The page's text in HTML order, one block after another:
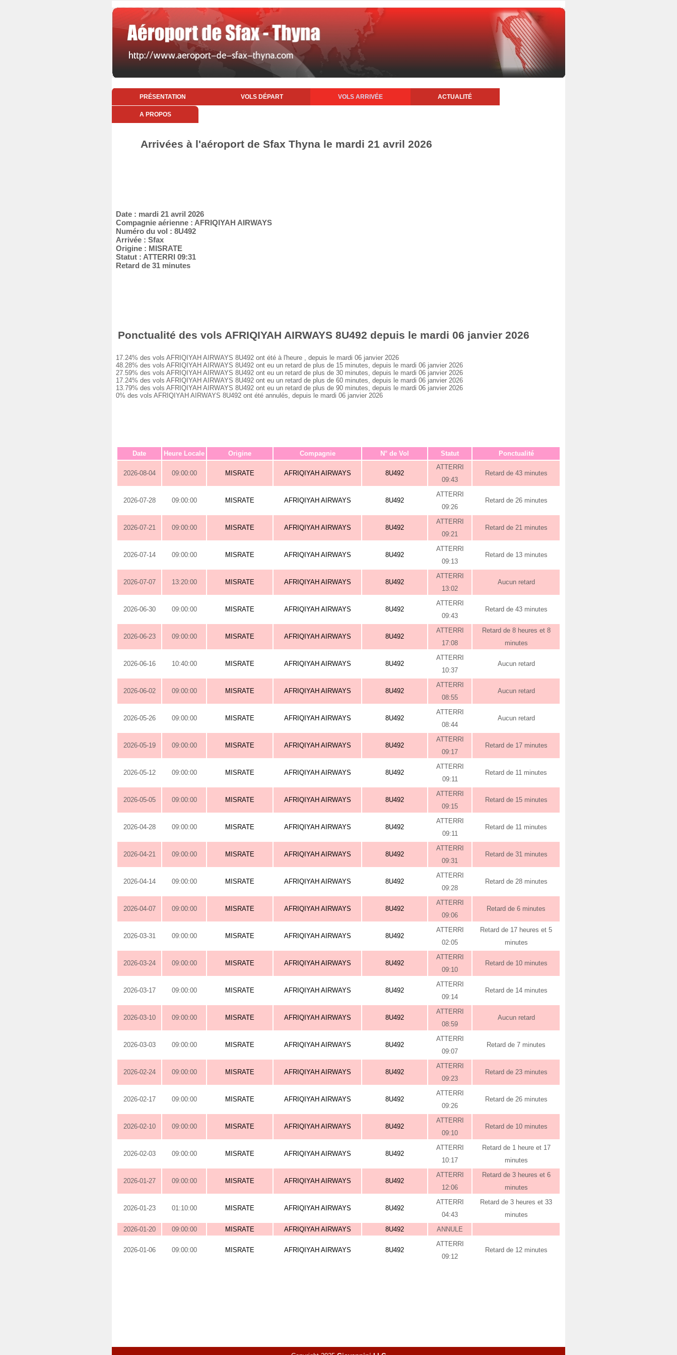
PRÉSENTATION VOLS DÉPART VOLS ARRIVÉE ACTUALITÉ
A PROPOS
Arrivées à l'aéroport de Sfax Thyna le mardi 21 avril 2026
Date : mardi 21 avril 2026
Compagnie aérienne : AFRIQIYAH AIRWAYS
Numéro du vol : 8U492
Arrivée : Sfax
Origine : MISRATE
Statut : ATTERRI 09:31
Retard de 31 minutes
Ponctualité des vols AFRIQIYAH AIRWAYS 8U492 depuis le mardi 06 janvier 2026
17.24% des vols AFRIQIYAH AIRWAYS 8U492 ont été à l'heure , depuis le mardi 06 janvier 2026
48.28% des vols AFRIQIYAH AIRWAYS 8U492 ont eu un retard de plus de 15 minutes, depuis le mardi 06 janvier 2026
27.59% des vols AFRIQIYAH AIRWAYS 8U492 ont eu un retard de plus de 30 minutes, depuis le mardi 06 janvier 2026
17.24% des vols AFRIQIYAH AIRWAYS 8U492 ont eu un retard de plus de 60 minutes, depuis le mardi 06 janvier 2026
13.79% des vols AFRIQIYAH AIRWAYS 8U492 ont eu un retard de plus de 90 minutes, depuis le mardi 06 janvier 2026
0% des vols AFRIQIYAH AIRWAYS 8U492 ont été annulés, depuis le mardi 06 janvier 2026
Date Heure Locale Origine Compagnie N° de Vol Statut Ponctualité
2026-08-04 09:00:00 MISRATE AFRIQIYAH AIRWAYS 8U492
ATTERRI
09:43
Retard de 43 minutes
2026-07-28 09:00:00 MISRATE AFRIQIYAH AIRWAYS 8U492
ATTERRI
09:26
Retard de 26 minutes
2026-07-21 09:00:00 MISRATE AFRIQIYAH AIRWAYS 8U492
ATTERRI
09:21
Retard de 21 minutes
2026-07-14 09:00:00 MISRATE AFRIQIYAH AIRWAYS 8U492
ATTERRI
09:13
Retard de 13 minutes
2026-07-07 13:20:00 MISRATE AFRIQIYAH AIRWAYS 8U492
ATTERRI
13:02
Aucun retard
2026-06-30 09:00:00 MISRATE AFRIQIYAH AIRWAYS 8U492
ATTERRI
09:43
Retard de 43 minutes
2026-06-23 09:00:00 MISRATE AFRIQIYAH AIRWAYS 8U492
ATTERRI
17:08
Retard de 8 heures et 8
minutes
2026-06-16 10:40:00 MISRATE AFRIQIYAH AIRWAYS 8U492
ATTERRI
10:37
Aucun retard
2026-06-02 09:00:00 MISRATE AFRIQIYAH AIRWAYS 8U492
ATTERRI
08:55
Aucun retard
2026-05-26 09:00:00 MISRATE AFRIQIYAH AIRWAYS 8U492
ATTERRI
08:44
Aucun retard
2026-05-19 09:00:00 MISRATE AFRIQIYAH AIRWAYS 8U492
ATTERRI
09:17
Retard de 17 minutes
2026-05-12 09:00:00 MISRATE AFRIQIYAH AIRWAYS 8U492
ATTERRI
09:11
Retard de 11 minutes
2026-05-05 09:00:00 MISRATE AFRIQIYAH AIRWAYS 8U492
ATTERRI
09:15
Retard de 15 minutes
2026-04-28 09:00:00 MISRATE AFRIQIYAH AIRWAYS 8U492
ATTERRI
09:11
Retard de 11 minutes
2026-04-21 09:00:00 MISRATE AFRIQIYAH AIRWAYS 8U492
ATTERRI
09:31
Retard de 31 minutes
2026-04-14 09:00:00 MISRATE AFRIQIYAH AIRWAYS 8U492
ATTERRI
09:28
Retard de 28 minutes
2026-04-07 09:00:00 MISRATE AFRIQIYAH AIRWAYS 8U492
ATTERRI
09:06
Retard de 6 minutes
2026-03-31 09:00:00 MISRATE AFRIQIYAH AIRWAYS 8U492
ATTERRI
02:05
Retard de 17 heures et 5
minutes
2026-03-24 09:00:00 MISRATE AFRIQIYAH AIRWAYS 8U492
ATTERRI
09:10
Retard de 10 minutes
2026-03-17 09:00:00 MISRATE AFRIQIYAH AIRWAYS 8U492
ATTERRI
09:14
Retard de 14 minutes
2026-03-10 09:00:00 MISRATE AFRIQIYAH AIRWAYS 8U492
ATTERRI
08:59
Aucun retard
2026-03-03 09:00:00 MISRATE AFRIQIYAH AIRWAYS 8U492
ATTERRI
09:07
Retard de 7 minutes
2026-02-24 09:00:00 MISRATE AFRIQIYAH AIRWAYS 8U492
ATTERRI
09:23
Retard de 23 minutes
2026-02-17 09:00:00 MISRATE AFRIQIYAH AIRWAYS 8U492
ATTERRI
09:26
Retard de 26 minutes
2026-02-10 09:00:00 MISRATE AFRIQIYAH AIRWAYS 8U492
ATTERRI
09:10
Retard de 10 minutes
2026-02-03 09:00:00 MISRATE AFRIQIYAH AIRWAYS 8U492
ATTERRI
10:17
Retard de 1 heure et 17
minutes
2026-01-27 09:00:00 MISRATE AFRIQIYAH AIRWAYS 8U492
ATTERRI
12:06
Retard de 3 heures et 6
minutes
2026-01-23 01:10:00 MISRATE AFRIQIYAH AIRWAYS 8U492
ATTERRI
04:43
Retard de 3 heures et 33
minutes
2026-01-20
09:00:00 MISRATE AFRIQIYAH AIRWAYS 8U492 ANNULE
2026-01-06 09:00:00 MISRATE AFRIQIYAH AIRWAYS 8U492
ATTERRI
09:12
Retard de 12 minutes